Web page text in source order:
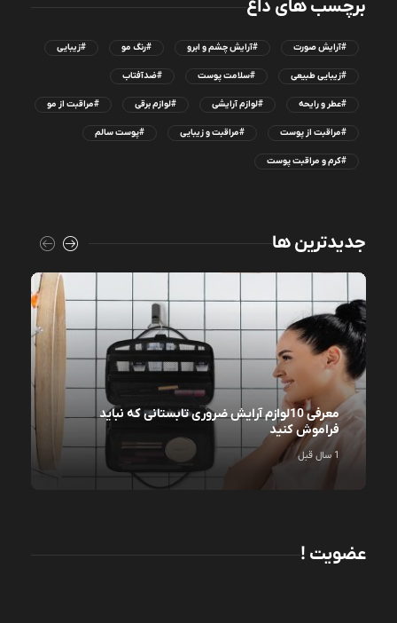
برچسب های داغ
#آرایش صورت #آرایش چشم و ابرو #رنگ مو #زیبایی
#زیبایی طبیعی #سلامت پوست #ضدآفتاب
#عطر و رایحه #لوازم آرایشی #لوازم برقی #مراقبت از مو
#مراقبت از پوست #مراقبت و زیبایی #پوست سالم
#کرم و مراقبت پوست
جدیدترین ها
معرفی 10لوازم آرایش ضروری تابستانی که نباید
فراموش کنید
1 سال قبل
عضویت !